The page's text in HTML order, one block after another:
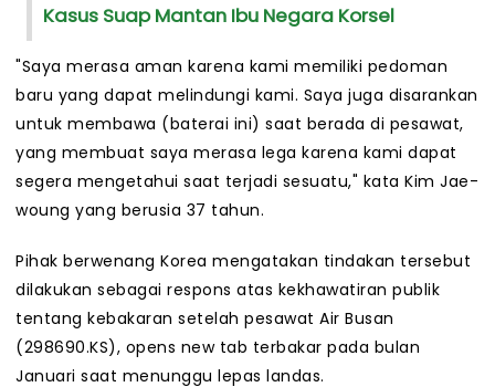
Kasus Suap Mantan Ibu Negara Korsel
"Saya merasa aman karena kami memiliki pedoman
baru yang dapat melindungi kami. Saya juga disarankan
untuk membawa (baterai ini) saat berada di pesawat,
yang membuat saya merasa lega karena kami dapat
segera mengetahui saat terjadi sesuatu," kata Kim Jae-
woung yang berusia 37 tahun.
Pihak berwenang Korea mengatakan tindakan tersebut
dilakukan sebagai respons atas kekhawatiran publik
tentang kebakaran setelah pesawat Air Busan
(298690.KS), opens new tab terbakar pada bulan
Januari saat menunggu lepas landas.